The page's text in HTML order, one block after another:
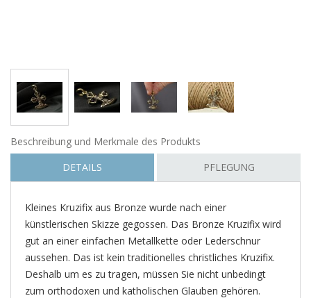
Beschreibung und Merkmale des Produkts
DETAILS
PFLEGUNG
Kleines Kruzifix aus Bronze wurde nach einer
künstlerischen Skizze gegossen. Das Bronze Kruzifix wird
gut an einer einfachen Metallkette oder Lederschnur
aussehen. Das ist kein traditionelles christliches Kruzifix.
Deshalb um es zu tragen, müssen Sie nicht unbedingt
zum orthodoxen und katholischen Glauben gehören.